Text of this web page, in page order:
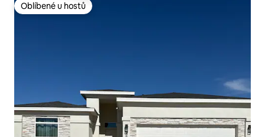
Oblíbené u hostů
Oblíbené u hostů